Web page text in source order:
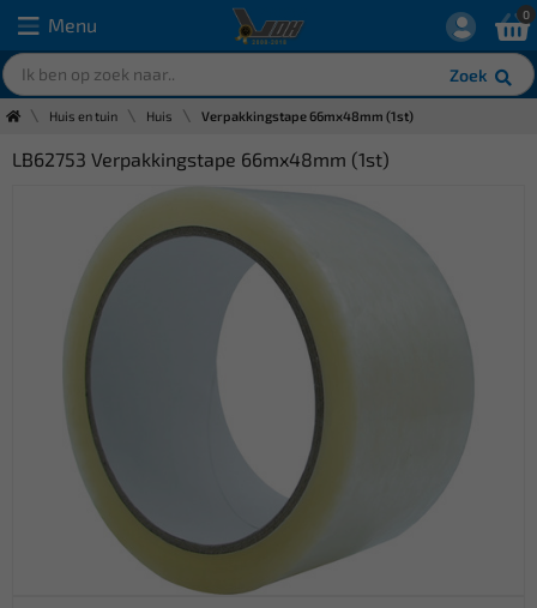
Menu
Zoek
0
Huis en tuin Huis Verpakkingstape 66mx48mm (1st)
LB62753 Verpakkingstape 66mx48mm (1st)